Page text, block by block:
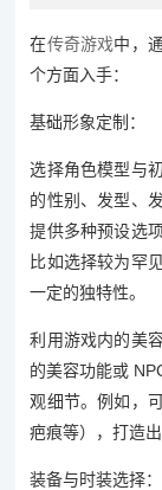
在传奇游戏中，
个方面入手：
基础形象定制：
选择角色模型与
的性别、发型、
提供多种预设选
比如选择较为罕
一定的独特性。
利用游戏内的美
的美容功能或
观细节。例如，
疤痕等），打造
装备与时装选择：